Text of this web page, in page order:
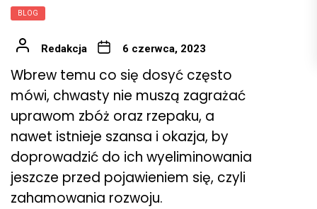
BLOG
Redakcja 6 czerwca, 2023
Wbrew temu co się dosyć często
mówi, chwasty nie muszą zagrażać
uprawom zbóż oraz rzepaku, a
nawet istnieje szansa i okazja, by
doprowadzić do ich wyeliminowania
jeszcze przed pojawieniem się, czyli
zahamowania rozwoju.